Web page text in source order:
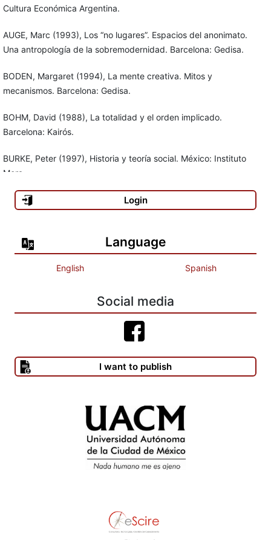
Cultura Económica Argentina.
AUGE, Marc (1993), Los “no lugares”. Espacios del anonimato.
Una antropología de la sobremodernidad. Barcelona: Gedisa.
BODEN, Margaret (1994), La mente creativa. Mitos y
mecanismos. Barcelona: Gedisa.
BOHM, David (1988), La totalidad y el orden implicado.
Barcelona: Kairós.
BURKE, Peter (1997), Historia y teoría social. México: Instituto
Mora.
CAPRA, Fritjof (1996), La trama de la vida. Una nueva
CASTELLS, Manuel (1999), La era de la información. Economía,
sociedad y cultura. Volumen I, La sociedad red. México, Siglo
CURRY, Michel (2002), “Discursive displacement and the seminal
ambiguity of space an place” en Leah Lievrouw y Sonia
Livingstone (eds.), Hanbook of new Media: Social Shaping and
Consecuences of ICT´s. London: SAGE.
DAWKINS, Richard (1993), El gen egoísta. Las bases biológicas
DEBRAY, Regis (1996), El arcaísmo postmoderno. Buenos Aires:
DENNETT, Daniel (1989), Hacia una teoría cognitiva de la
conciencia. México: Universidad Nacional Autónoma de México
virtual ideology and the realization of collectiva principles” en S.
Jones (ed.), Virtual culture. Identity and communication in
Login
Language
English Spanish
Social media
I want to publish